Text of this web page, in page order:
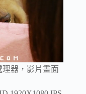
理器，影片畫面